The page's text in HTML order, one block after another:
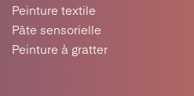
Peinture textile
Pâte sensorielle
Peinture à gratter